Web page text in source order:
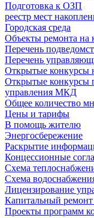
Подготовка к ОЗП
реестр мест
Городская среда
Объекты ремонта на
Перечень
Перечень
Открытые конкурсы
Открытые конкурсы
управления МКД
Общее количество
Цены и тарифы
В помощь жителю
Энергосбережение
Раскрытие
Концессионные
Схема
Схема
Лицензирование
Капитальный
Проекты программ